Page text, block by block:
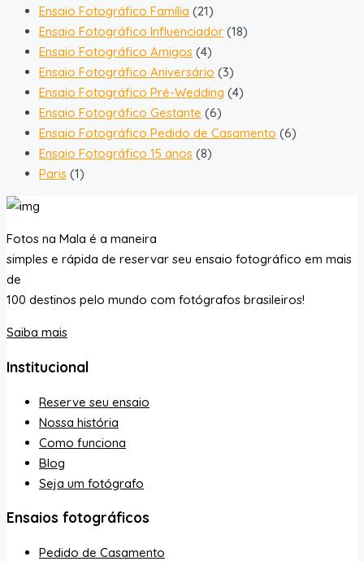
Ensaio Fotográfico Família (21)
Ensaio Fotográfico Influenciador (18)
Ensaio Fotográfico Amigos (4)
Ensaio Fotográfico Aniversário (3)
Ensaio Fotográfico Pré-Wedding (4)
Ensaio Fotográfico Gestante (6)
Ensaio Fotográfico Pedido de Casamento (6)
Ensaio Fotográfico 15 anos (8)
Paris (1)
Fotos na Mala é a maneira
simples e rápida de reservar seu ensaio fotográfico em mais
de
100 destinos pelo mundo com fotógrafos brasileiros!
Saiba mais
Institucional
Reserve seu ensaio
Nossa história
Como funciona
Blog
Seja um fotógrafo
Ensaios fotográficos
Pedido de Casamento